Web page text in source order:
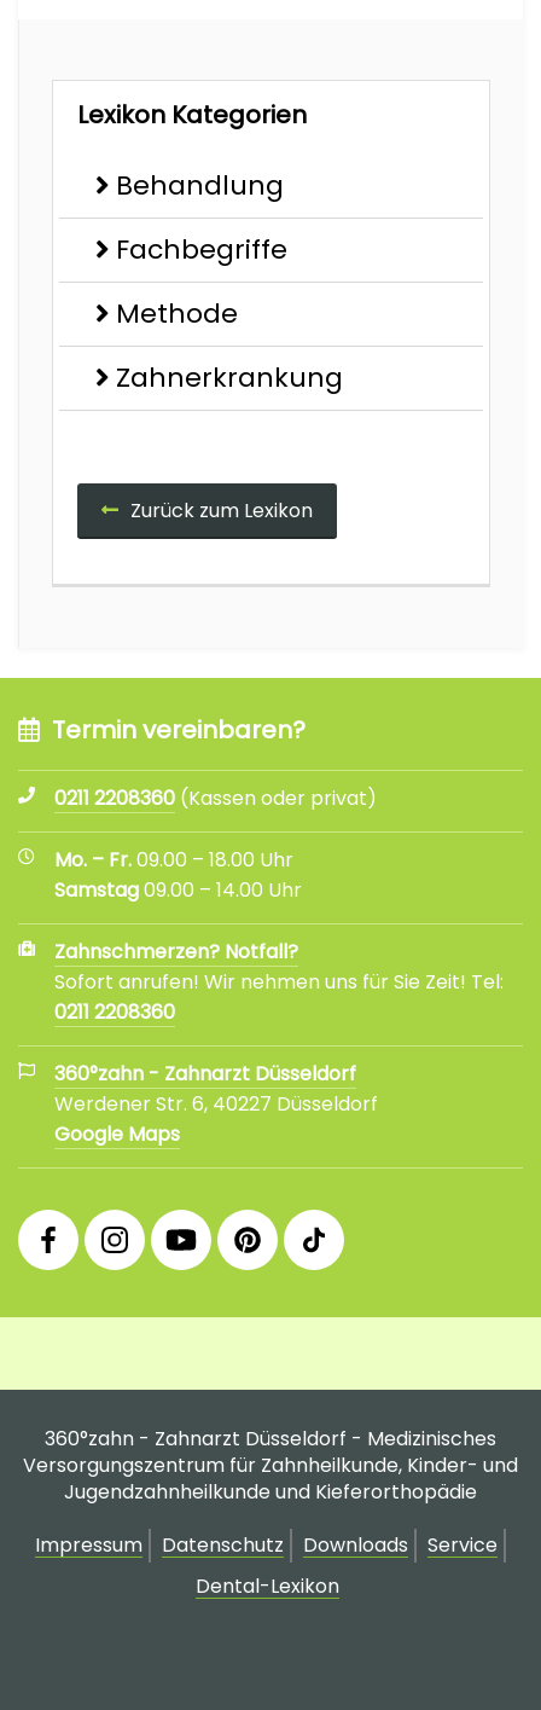
Lexikon Kategorien
Behandlung
Fachbegriffe
Methode
Zahnerkrankung
Zurück zum Lexikon
Termin vereinbaren?
0211 2208360 (Kassen oder privat)
Mo. – Fr.09.00 – 18.00 Uhr
Samstag09.00 – 14.00 Uhr
Zahnschmerzen? Notfall?
Sofort anrufen! Wir nehmen uns für Sie Zeit! Tel:
0211 2208360
360°zahn - Zahnarzt Düsseldorf
Werdener Str. 6, 40227 Düsseldorf
Google Maps
360°
Facebook
Fanpage
360°
Instagram
Praxis
360°
YouTube
Channel
360°
Pinterest
Profil
360°
tiktok
Profil
360°zahn - Zahnarzt Düsseldorf - Medizinisches
Versorgungszentrum für Zahnheilkunde, Kinder- und
Jugendzahnheilkunde und Kieferorthopädie
Impressum
Datenschutz Downloads
Service
Dental-Lexikon